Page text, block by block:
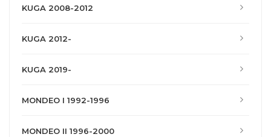
KUGA 2008-2012
KUGA 2012-
KUGA 2019-
MONDEO I 1992-1996
MONDEO II 1996-2000